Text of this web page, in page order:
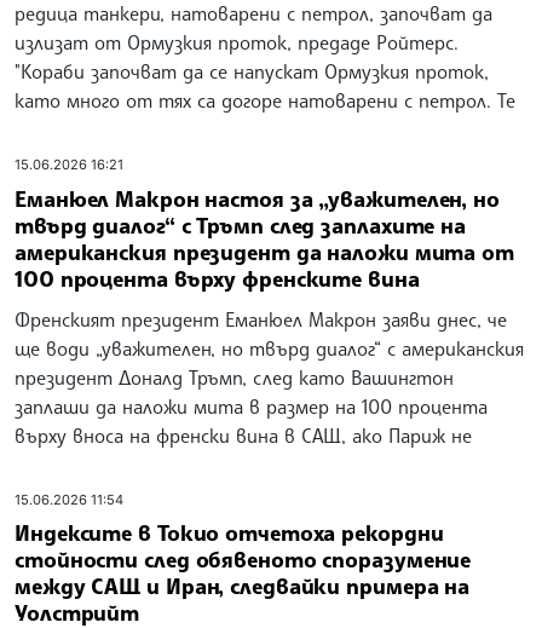
редица танкери, натоварени с петрол, започват да
излизат от Ормузкия проток, предаде Ройтерс.
"Кораби започват да се напускат Ормузкия проток,
като много от тях са догоре натоварени с петрол. Те
15.06.2026 16:21
Еманюел Макрон настоя за „уважителен, но
твърд диалог“ с Тръмп след заплахите на
американския президент да наложи мита от
100 процента върху френските вина
Френският президент Еманюел Макрон заяви днес, че
ще води „уважителен, но твърд диалог“ с американския
президент Доналд Тръмп, след като Вашингтон
заплаши да наложи мита в размер на 100 процента
върху вноса на френски вина в САЩ, ако Париж не
15.06.2026 11:54
Индексите в Токио отчетоха рекордни
стойности след обявеното споразумение
между САЩ и Иран, следвайки примера на
Уолстрийт